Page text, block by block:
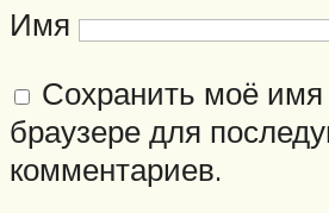
Имя
Сохранить моё имя
браузере для
комментариев.